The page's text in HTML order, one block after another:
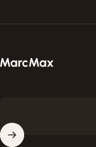
MarcMax Shop